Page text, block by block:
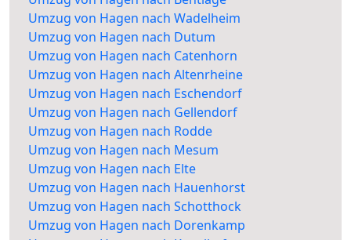
Umzug von Hagen nach Wadelheim
Umzug von Hagen nach Dutum
Umzug von Hagen nach Catenhorn
Umzug von Hagen nach Altenrheine
Umzug von Hagen nach Eschendorf
Umzug von Hagen nach Gellendorf
Umzug von Hagen nach Rodde
Umzug von Hagen nach Mesum
Umzug von Hagen nach Elte
Umzug von Hagen nach Hauenhorst
Umzug von Hagen nach Schotthock
Umzug von Hagen nach Dorenkamp